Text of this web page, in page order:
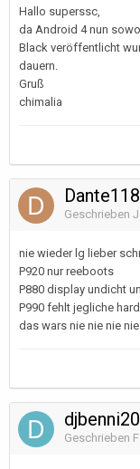
Hallo superssc,
da Android 4 nun
Black veröffentlicht
dauern.
Gruß
chimalia
Geschrieben
nie wieder lg lieber
P920 nur reeboots
P880 display undicht
P990 fehlt jegliche
das wars nie nie nie
Geschrieben